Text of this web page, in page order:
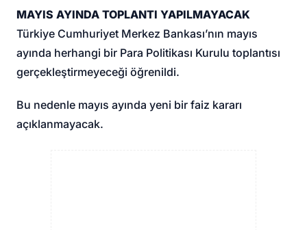
MAYIS AYINDA TOPLANTI YAPILMAYACAK
Türkiye Cumhuriyet Merkez Bankası’nın mayıs
ayında herhangi bir Para Politikası Kurulu toplantısı
gerçekleştirmeyeceği öğrenildi.
Bu nedenle mayıs ayında yeni bir faiz kararı
açıklanmayacak.